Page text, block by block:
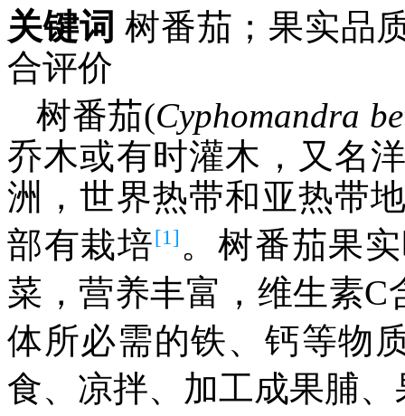
关键词 树番茄；果实品
合评价
树番茄(Cyphomandra
乔木或有时灌木，又名
洲，世界热带和亚热带
部有栽培[1] 。树番茄果
菜，营养丰富，维生素C
体所必需的铁、钙等物
食、凉拌、加工成果脯、